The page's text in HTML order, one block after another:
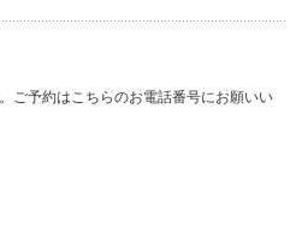
ご予約はこちらのお電話番号にお願いい